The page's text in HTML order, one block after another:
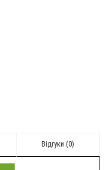
Відгуки (0)